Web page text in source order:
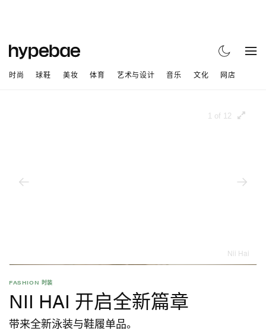
时尚 球鞋 美妆 体育 艺术与设计 音乐 文化 网店
1 of 12
Nii Hai
FASHION 时装
NII HAI 开启全新篇章
带来全新泳装与鞋履单品。